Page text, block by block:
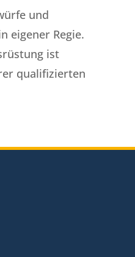
und
eigener Regie.
ist
qualifizierten